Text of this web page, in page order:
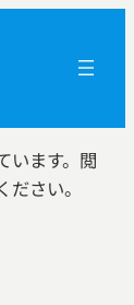
います。閲
さい。